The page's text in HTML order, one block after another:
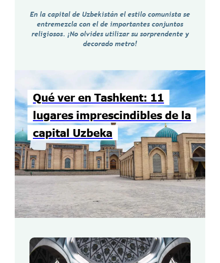
En la capital de Uzbekistán el estilo comunista se
entremezcla con el de importantes conjuntos
religiosos. ¡No olvides utilizar su sorprendente y
decorado metro!
Qué ver en Tashkent: 11
lugares imprescindibles de la
capital Uzbeka